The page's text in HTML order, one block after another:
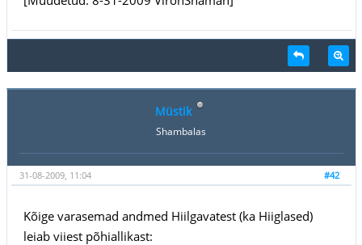
Müstik
Shambalas
#42
31-08-2009, 11:04
Kõige varasemad andmed Hiilgavatest (ka Hiiglased)
leiab viiest põhiallikast: